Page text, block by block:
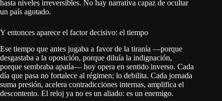
hasta niveles irreversibles. No hay narrativa capaz de ocultar
un país agotado.
Y entonces aparece el factor decisivo: el tiempo
Ese tiempo que antes jugaba a favor de la tiranía —porque
desgastaba a la oposición, porque diluía la indignación,
porque sembraba apatía— hoy opera en sentido inverso. Cada
día que pasa no fortalece al régimen; lo debilita. Cada jornada
suma presión, acelera contradicciones internas, amplifica el
descontento. El reloj ya no es un aliado: es un enemigo.